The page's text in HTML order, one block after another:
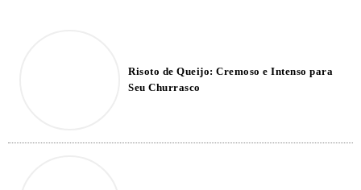
Risoto de Queijo: Cremoso e Intenso para
Seu Churrasco